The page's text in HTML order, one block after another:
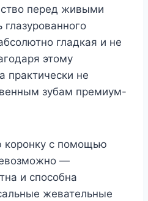
перед живыми
гладкая и не
этому
практически не
зубам премиум-
коронку с помощью
—
и способна
жевательные